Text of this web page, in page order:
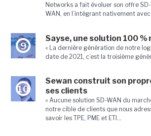
Networks a fait évoluer son offre
WAN, en l’intégrant nativement
9
Sayse, une solution 100 %
« La dernière génération de notre
date de 2021, c’est la troisième
10
Sewan construit son
ses clients
« Aucune solution SD-WAN du
notre cible de clients que nous
savoir les TPE, PME et ETI...